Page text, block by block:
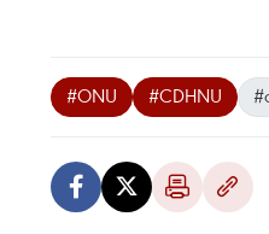
#ONU #CDHNU